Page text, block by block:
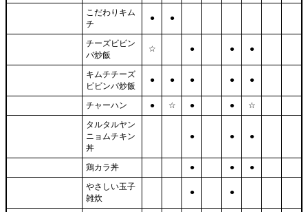
こだわりキム
チ
● ●
チーズビビン
バ炒飯
☆ ● ● ●
キムチチーズ
ビビンバ炒飯
● ● ● ● ●
チャーハン ● ☆ ● ●
☆
タルタルヤン
ニョムチキン
丼
● ● ●
鶏カラ丼 ● ●
●
やさしい玉子
雑炊
● ●